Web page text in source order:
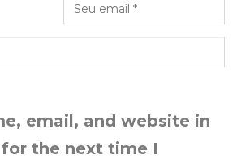
email, and website in
the next time I